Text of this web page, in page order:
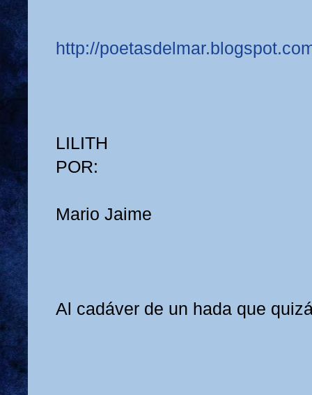
http://
LILITH
POR:
Mario Jaime
Al cadáver de un hada que